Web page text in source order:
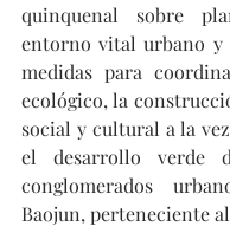
quinquenal sobre
entorno vital urbano y
medidas para
ecológico, la
social y cultural a la
el desarrollo verde
conglomerados
Baojun, perteneciente